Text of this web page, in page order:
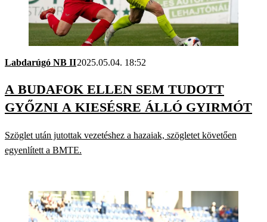
Labdarúgó NB II2025.05.04. 18:52
A BUDAFOK ELLEN SEM TUDOTT
GYŐZNI A KIESÉSRE ÁLLÓ GYIRMÓT
Szöglet után jutottak vezetéshez a hazaiak, szögletet követően
egyenlített a BMTE.